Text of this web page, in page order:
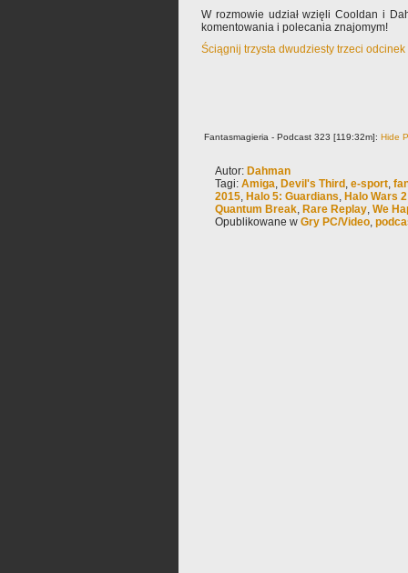
W rozmowie udział wzięli Cooldan i
komentowania i polecania znajomym!
Ściągnij trzysta dwudziesty trzeci
Fantasmagieria - Podcast 323 [119:32m]: Hide
Autor: Dahman
Tagi: Amiga, Devil's Third , e-sport,
2015, Halo 5: Guardians, Halo Wars 2
Quantum Break, Rare Replay, We
Opublikowane w Gry PC/Video,